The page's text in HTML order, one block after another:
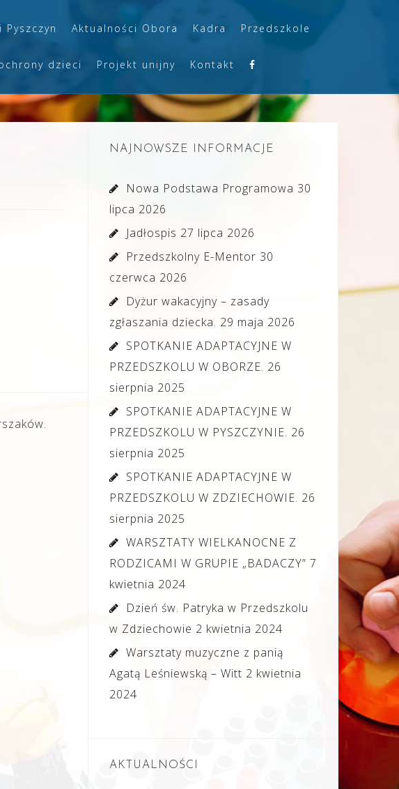
Aktualności Obora Kadra Przedszkole
dzieci Projekt unijny Kontakt
NAJNOWSZE INFORMACJE
Nowa Podstawa Programowa 30
lipca 2026
Jadłospis 27 lipca 2026
Przedszkolny E-Mentor 30
czerwca 2026
Dyżur wakacyjny – zasady
zgłaszania dziecka. 29 maja 2026
SPOTKANIE ADAPTACYJNE W
PRZEDSZKOLU W OBORZE. 26
sierpnia 2025
SPOTKANIE ADAPTACYJNE W
PRZEDSZKOLU W PYSZCZYNIE. 26
sierpnia 2025
SPOTKANIE ADAPTACYJNE W
PRZEDSZKOLU W ZDZIECHOWIE. 26
sierpnia 2025
WARSZTATY WIELKANOCNE Z
RODZICAMI W GRUPIE „BADACZY” 7
kwietnia 2024
Dzień św. Patryka w Przedszkolu
w Zdziechowie 2 kwietnia 2024
Warsztaty muzyczne z panią
Agatą Leśniewską – Witt 2 kwietnia
2024
AKTUALNOŚCI